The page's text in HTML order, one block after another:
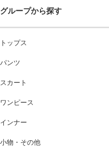
グループから探す
トップス
パンツ
スカート
ワンピース
インナー
小物・その他